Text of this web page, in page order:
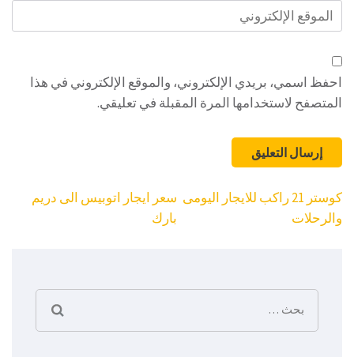
الموقع
الإلكتروني
احفظ اسمي، بريدي الإلكتروني، والموقع الإلكتروني في هذا
المتصفح لاستخدامها المرة المقبلة في تعليقي.
تصفّح
المقالات
سعر ايجار اتوبيس الى دريم
بارك
كوستر 21 راكب للايجار اليومى
والرحلات
البحث
عن: